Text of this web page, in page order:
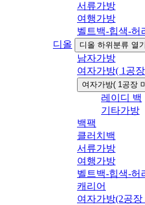
서류가방
여행가방
벨트백-힙색-허
디올
디올 하위분류 열기
남자가방
여자가방( 1공
여자가방( 1공장
레이디 백
기타가방
백팩
클러치백
서류가방
여행가방
벨트백-힙색-허
캐리어
여자가방(2공